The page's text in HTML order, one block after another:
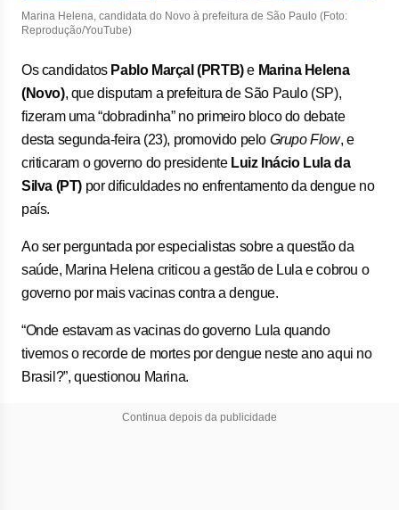
Marina Helena, candidata do Novo à prefeitura de São Paulo (Foto:
Reprodução/YouTube)
Os candidatos Pablo Marçal (PRTB)e Marina Helena
(Novo), que disputam a prefeitura de São Paulo (SP),
fizeram uma “dobradinha” no primeiro bloco do debate
desta segunda-feira (23), promovido pelo Grupo Flow, e
criticaram o governo do presidente Luiz Inácio Lula da
Silva (PT) por dificuldades no enfrentamento da dengue no
país.
Ao ser perguntada por especialistas sobre a questão da
saúde, Marina Helena criticou a gestão de Lula e cobrou o
governo por mais vacinas contra a dengue.
“Onde estavam as vacinas do governo Lula quando
tivemos o recorde de mortes por dengue neste ano aqui no
Brasil?”, questionou Marina.
Continua depois da publicidade